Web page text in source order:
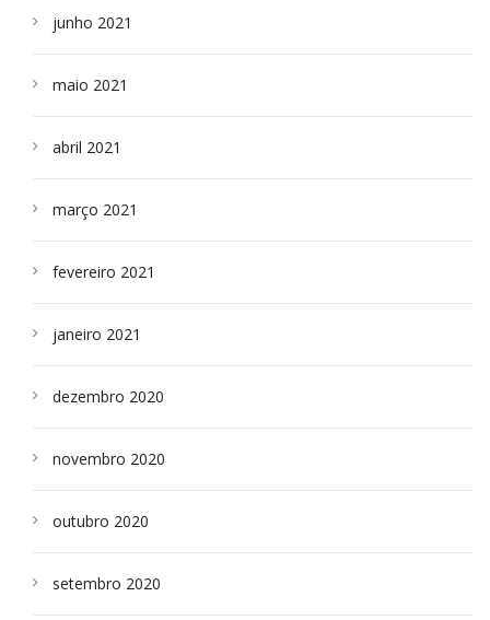
junho 2021
maio 2021
abril 2021
março 2021
fevereiro 2021
janeiro 2021
dezembro 2020
novembro 2020
outubro 2020
setembro 2020